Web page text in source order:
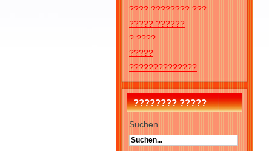
???? ???????? ???
????? ??????
? ????
?????
??????????????
???????? ?????
Suchen...